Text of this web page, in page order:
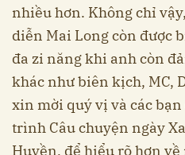
nhiều hơn. Không chỉ
diễn Mai Long còn được
đa zi năng khi anh còn
khác như biên kịch, MC,
xin mời quý vị và các
trình Câu chuyện ngày
Huyền, để hiểu rõ hơn